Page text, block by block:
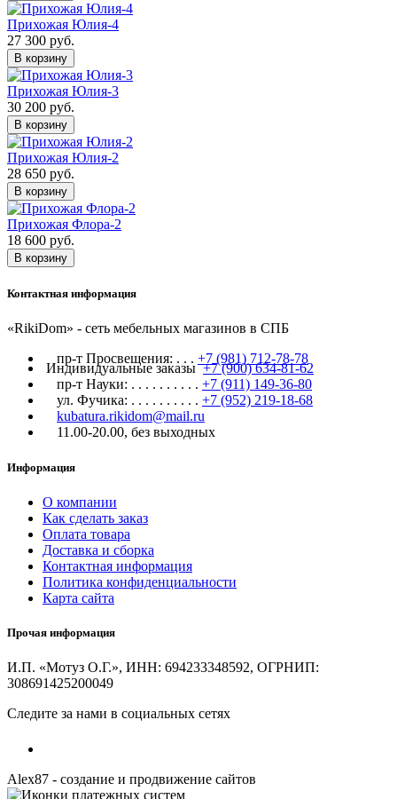
Прихожая Юлия-4
27 300 руб.
В корзину
Прихожая Юлия-3
30 200 руб.
В корзину
Прихожая Юлия-2
28 650 руб.
В корзину
Прихожая Флора-2
18 600 руб.
В корзину
Контактная информация
«RikiDom» - сеть мебельных магазинов в СПБ
пр-т Просвещения: . . . +7 (981) 712-78-78
Индивидуальные заказы+7 (900) 634-81-62
пр-т Науки: . . . . . . . . . . +7 (911) 149-36-80
ул. Фучика: . . . . . . . . . . +7 (952) 219-18-68
kubatura.rikidom@mail.ru
11.00-20.00, без выходных
Информация
О компании
Как сделать заказ
Оплата товара
Доставка и сборка
Контактная информация
Политика конфиденциальности
Карта сайта
Прочая информация
И.П. «Мотуз О.Г.», ИНН: 694233348592, ОГРНИП:
308691425200049
Следите за нами в социальных сетях
Alex87 - создание и продвижение сайтов